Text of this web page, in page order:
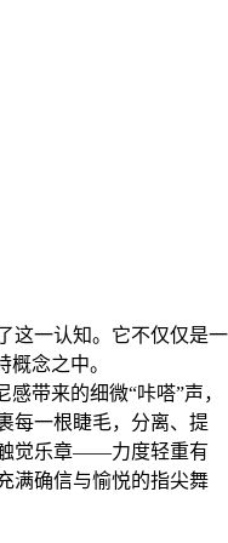
念之中。
带来的细微“咔嗒”声，
每一根睫毛，分离、提
触觉乐章——力度轻重有
满确信与愉悦的指尖舞